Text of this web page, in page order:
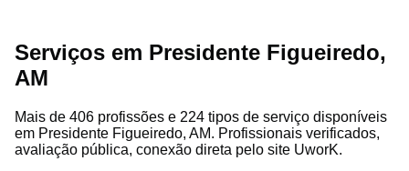
Serviços em Presidente Figueiredo,
AM
Mais de 406 profissões e 224 tipos de serviço disponíveis
em Presidente Figueiredo, AM. Profissionais verificados,
avaliação pública, conexão direta pelo site UworK.